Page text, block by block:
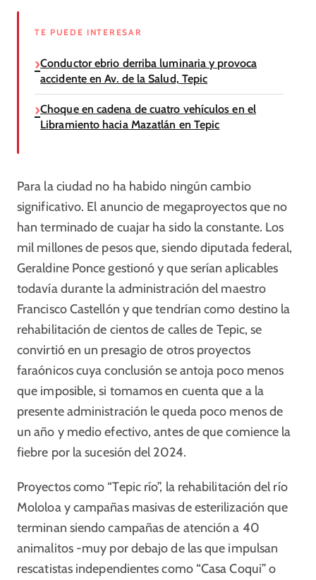
TE PUEDE INTERESAR
Conductor ebrio derriba luminaria y provoca
accidente en Av. de la Salud, Tepic
Choque en cadena de cuatro vehículos en el
Libramiento hacia Mazatlán en Tepic
Para la ciudad no ha habido ningún cambio
significativo. El anuncio de megaproyectos que no
han terminado de cuajar ha sido la constante. Los
mil millones de pesos que, siendo diputada federal,
Geraldine Ponce gestionó y que serían aplicables
todavía durante la administración del maestro
Francisco Castellón y que tendrían como destino la
rehabilitación de cientos de calles de Tepic, se
convirtió en un presagio de otros proyectos
faraónicos cuya conclusión se antoja poco menos
que imposible, si tomamos en cuenta que a la
presente administración le queda poco menos de
un año y medio efectivo, antes de que comience la
fiebre por la sucesión del 2024.
Proyectos como “Tepic río”, la rehabilitación del río
Mololoa y campañas masivas de esterilización que
terminan siendo campañas de atención a 40
animalitos -muy por debajo de las que impulsan
rescatistas independientes como “Casa Coqui” o